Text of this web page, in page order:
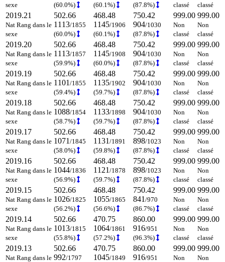
sexe
(60.0%)
(60.1%)
(87.8%)
classé
classé
2019.21
Nat Rang dans le
sexe
502.66
1113/1855
(60.0%)
468.48
1145/1906
(60.1%)
750.42
904/1030
(87.8%)
999.00
Non
classé
999.00
Non
classé
2019.20
Nat Rang dans le
sexe
502.66
1113/1857
(59.9%)
468.48
1145/1908
(60.0%)
750.42
904/1030
(87.8%)
999.00
Non
classé
999.00
Non
classé
2019.19
Nat Rang dans le
sexe
502.66
1101 /1855
(59.4%)
468.48
1135/1902
(59.7%)
750.42
904/1030
(87.8%)
999.00
Non
classé
999.00
Non
classé
2019.18
Nat Rang dans le
sexe
502.66
1088/1854
(58.7%)
468.48
1133/1898
(59.7%)
750.42
904/1030
(87.8%)
999.00
Non
classé
999.00
Non
classé
2019.17
Nat Rang dans le
sexe
502.66
1071 /1845
(58.0%)
468.48
1131 /1891
(59.8%)
750.42
898/1023
(87.8%)
999.00
Non
classé
999.00
Non
classé
2019.16
Nat Rang dans le
sexe
502.66
1044/1836
(56.9%)
468.48
1121 /1878
(59.7%)
750.42
898/1023
(87.8%)
999.00
Non
classé
999.00
Non
classé
2019.15
Nat Rang dans le
sexe
502.66
1026/1825
(56.2%)
468.48
1055/1865
(56.6%)
750.42
841 /970
(86.7%)
999.00
Non
classé
999.00
Non
classé
2019.14
Nat Rang dans le
sexe
502.66
1013/1815
(55.8%)
470.75
1064/1861
(57.2%)
860.00
916/951
(96.3%)
999.00
Non
classé
999.00
Non
classé
2019.13
Nat Rang dans le
502.66
992/1797
470.75
1045/1849
860.00
916/951
999.00
Non
999.00
Non